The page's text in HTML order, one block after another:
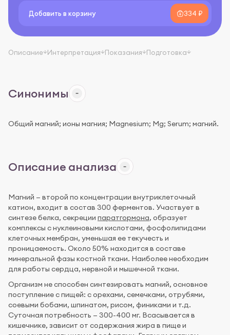
Добавить в корзину 334 ₽
Описание Интерпретация Показания Подготовка
Синонимы
Общий магний; ионы магния; Magnesium; Mg; Serum; магний.
Описание анализа
Магний — второй по концентрации внутриклеточный
катион, входит в состав 300 ферментов. Участвует в
синтезе белка, секреции паратгормона, образует
комплексы с нуклеиновыми кислотами, фосфолипидами
клеточных мембран, уменьшая ее текучесть и
проницаемость. Около 50% находится в составе
минеральной фазы костной ткани. Наиболее необходим
для работы сердца, нервной и мышечной ткани.
Организм не способен синтезировать магний, основное
поступление с пищей: с орехами, семечками, отрубями,
соевыми бобами, шпинатом, рисом, финиками и т.д.
Суточная потребность — 300-400 мг. Всасывается в
кишечнике, зависит от содержания жира в пище и